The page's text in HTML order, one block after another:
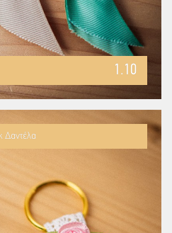
1.10
Δαντέλα